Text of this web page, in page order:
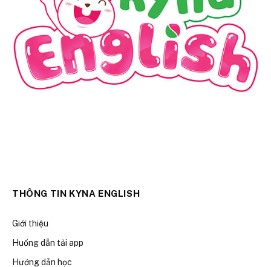
THÔNG TIN KYNA ENGLISH
Giới thiệu
Huống dẫn tải app
Hướng dẫn học